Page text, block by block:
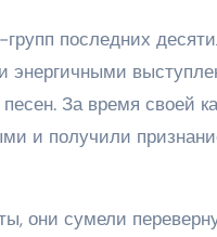
последних
энергичными
За время своей
и получили
они сумели